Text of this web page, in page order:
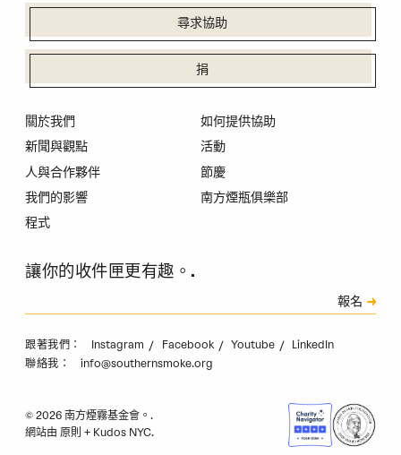
尋求協助
捐
關於我們
新聞與觀點
人與合作夥伴
我們的影響
程式
如何提供協助
活動
節慶
南方煙瓶俱樂部
讓你的收件匣更有趣。.
報名
跟著我們： Instagram Facebook Youtube LinkedIn
聯絡我： info@southernsmoke.org
© 2026 南方煙霧基金會。.
網站由 原則 + Kudos NYC.